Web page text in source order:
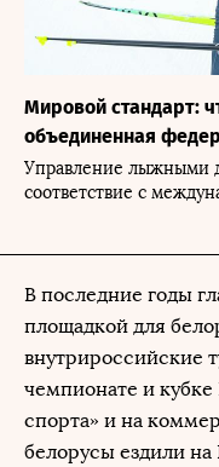
Мировой стандарт:
объединенная
Управление лыжными
соответствие с
В последние годы
площадкой для
внутрироссийские
чемпионате и
спорта» и на
белорусы ездили